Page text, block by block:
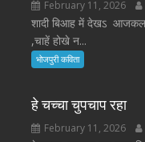
February 11, 2026
शादी बिआह में देखऽ आजकल
,चाहें होखे न...
भोजपुरी कविता
हे चच्चा चुपचाप रहा
February 11, 2026